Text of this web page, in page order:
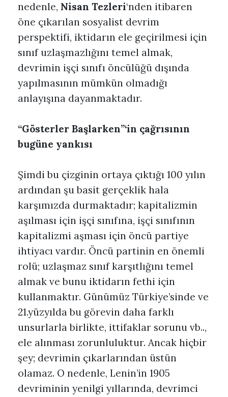
nedenle, Nisan Tezleri‘nden itibaren
öne çıkarılan sosyalist devrim
perspektifi, iktidarın ele geçirilmesi için
sınıf uzlaşmazlığını temel almak,
devrimin işçi sınıfı öncülüğü dışında
yapılmasının mümkün olmadığı
anlayışına dayanmaktadır.
“Gösterler Başlarken”‘in çağrısının
bugüne yankısı
Şimdi bu çizginin ortaya çıktığı 100 yılın
ardından şu basit gerçeklik hala
karşımızda durmaktadır; kapitalizmin
aşılması için işçi sınıfına, işçi sınıfının
kapitalizmi aşması için öncü partiye
ihtiyacı vardır. Öncü partinin en önemli
rolü; uzlaşmaz sınıf karşıtlığını temel
almak ve bunu iktidarın fethi için
kullanmaktır. Günümüz Türkiye’sinde ve
21.yüzyılda bu görevin daha farklı
unsurlarla birlikte, ittifaklar sorunu vb..,
ele alınması zorunluluktur. Ancak hiçbir
şey; devrimin çıkarlarından üstün
olamaz. O nedenle, Lenin’in 1905
devriminin yenilgi yıllarında, devrimci